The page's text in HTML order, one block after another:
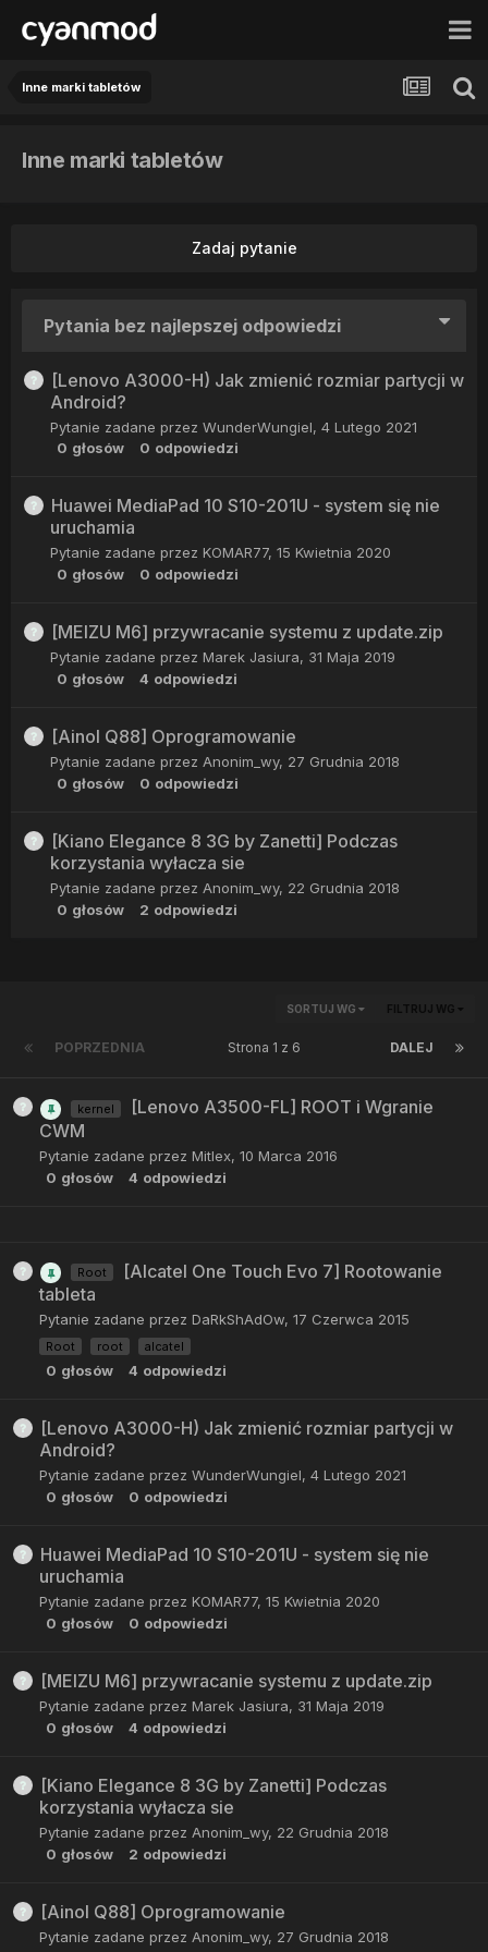
Inne marki tabletów
Inne marki tabletów
Zadaj pytanie
Pytania bez najlepszej odpowiedzi
[Lenovo A3000-H) Jak zmienić rozmiar partycji w
Android?
Pytanie zadane przez WunderWungiel, 4 Lutego 2021
0 głosów 0 odpowiedzi
Huawei MediaPad 10 S10-201U - system się nie
uruchamia
Pytanie zadane przez KOMAR77, 15 Kwietnia 2020
0 głosów 0 odpowiedzi
[MEIZU M6] przywracanie systemu z update.zip
Pytanie zadane przez Marek Jasiura, 31 Maja 2019
0 głosów 4 odpowiedzi
[Ainol Q88] Oprogramowanie
Pytanie zadane przez Anonim_wy, 27 Grudnia 2018
0 głosów 0 odpowiedzi
[Kiano Elegance 8 3G by Zanetti] Podczas
korzystania wyłacza sie
Pytanie zadane przez Anonim_wy, 22 Grudnia 2018
0 głosów 2 odpowiedzi
SORTUJ WG FILTRUJ WG
POPRZEDNIA DALEJ
Strona 1 z 6
kernel
[Lenovo A3500-FL] ROOT i Wgranie
CWM
Pytanie zadane przez Mitlex, 10 Marca 2016
0 głosów 4 odpowiedzi
Root
[Alcatel One Touch Evo 7] Rootowanie
tableta
Pytanie zadane przez DaRkShAdOw, 17 Czerwca 2015
Root root alcatel
0 głosów 4 odpowiedzi
[Lenovo A3000-H) Jak zmienić rozmiar partycji w
Android?
Pytanie zadane przez WunderWungiel, 4 Lutego 2021
0 głosów 0 odpowiedzi
Huawei MediaPad 10 S10-201U - system się nie
uruchamia
Pytanie zadane przez KOMAR77, 15 Kwietnia 2020
0 głosów 0 odpowiedzi
[MEIZU M6] przywracanie systemu z update.zip
Pytanie zadane przez Marek Jasiura, 31 Maja 2019
0 głosów 4 odpowiedzi
[Kiano Elegance 8 3G by Zanetti] Podczas
korzystania wyłacza sie
Pytanie zadane przez Anonim_wy, 22 Grudnia 2018
0 głosów 2 odpowiedzi
[Ainol Q88] Oprogramowanie
Pytanie zadane przez Anonim_wy, 27 Grudnia 2018